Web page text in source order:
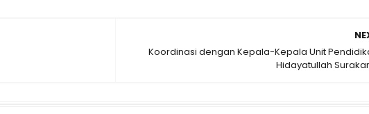
Koordinasi dengan Kepala-Kepala Unit
Hidayatullah